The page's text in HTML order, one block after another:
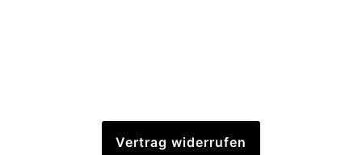
Vertrag widerrufen